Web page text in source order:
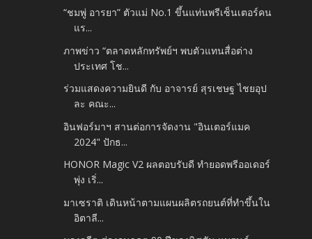
“ชมพู่ อารยา” ตัวแม่ No.1 ขึ้นแท่นพรีเซ็นเตอร์คน
แร...
ภาพข่าว “ตลาดหลักทรัพย์ฯ พบตัวแทนสื่อต่าง
ประเทศ โช...
ร่วมแสดงความยินดี กับ อาจารย์ สุรเชษฐ ไชยอุป
ละ คณะ...
อินฟอร์มาฯ สานต่อการจัดงาน "อินเตอร์แมค
2024" ปักธ...
HONOR Magic V2 ผลตอบรับดี ทำยอดพรีออเดอร์
พุ่ง เริ่...
มาเซราติ เดินหน้าตามแผนผลิตรถยนต์ที่ทำขึ้นใน
อิตาลี...